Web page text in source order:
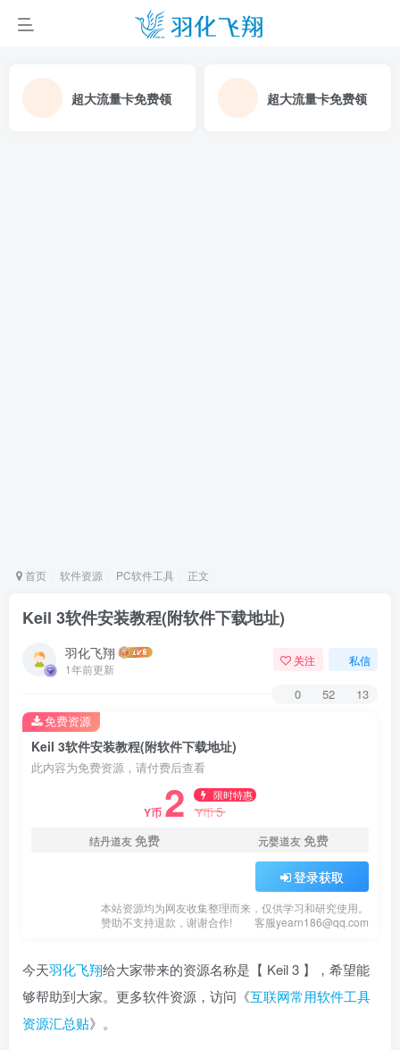
超大流量卡免费领 超大流量卡免费领
首页 软件资源 PC软件工具 正文
Keil 3软件安装教程(附软件下载地址)
羽化飞翔
1年前更新
关注 私信
0 52 13
Keil 3软件安装教程(附软件下载地址)
此内容为免费资源，请付费后查看
Y币 2 限时特惠
Y币5
结丹道友免费 元婴道友免费
登录获取
本站资源均为网友收集整理而来，仅供学习和研究使用。
赞助不支持退款，谢谢合作!
客服yearn186@qq.com
免费资源
今天羽化飞翔给大家带来的资源名称是【 Keil 3 】，希望能
够帮助到大家。更多软件资源，访问《互联网常用软件工具
资源汇总贴》。